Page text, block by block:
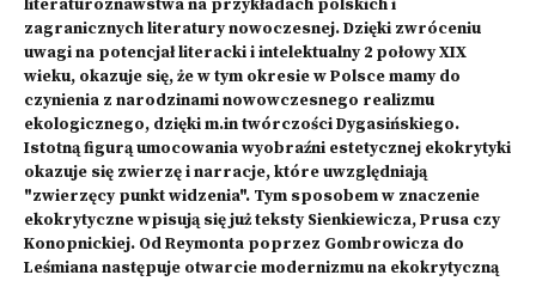
literaturoznawstwa na przykładach polskich i
zagranicznych literatury nowoczesnej. Dzięki zwróceniu
uwagi na potencjał literacki i intelektualny 2 połowy XIX
wieku, okazuje się, że w tym okresie w Polsce mamy do
czynienia z narodzinami nowowczesnego realizmu
ekologicznego, dzięki m.in twórczości Dygasińskiego.
Istotną figurą umocowania wyobraźni estetycznej ekokrytyki
okazuje się zwierzę i narracje, które uwzględniają
"zwierzęcy punkt widzenia". Tym sposobem w znaczenie
ekokrytyczne wpisują się już teksty Sienkiewicza, Prusa czy
Konopnickiej. Od Reymonta poprzez Gombrowicza do
Leśmiana następuje otwarcie modernizmu na ekokrytyczną